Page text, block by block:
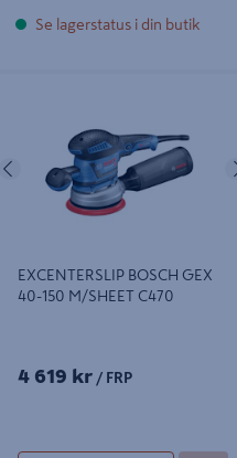
Se lagerstatus i din butik
Föregående
EXCENTERSLIP BOSCH GEX
40-150 M/SHEET C470
4 619 kr / FRP